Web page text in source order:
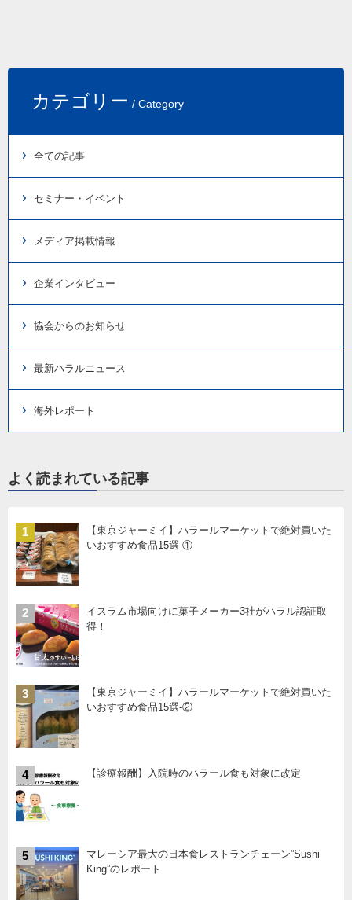
カテゴリー / Category
全ての記事
セミナー・イベント
メディア掲載情報
企業インタビュー
協会からのお知らせ
最新ハラルニュース
海外レポート
よく読まれている記事
1
【東京ジャーミイ】ハラールマーケットで絶対買いた
いおすすめ食品15選-①
2
イスラム市場向けに菓子メーカー3社がハラル認証取
得！
3
【東京ジャーミイ】ハラールマーケットで絶対買いた
いおすすめ食品15選-②
4 【診療報酬】入院時のハラール食も対象に改定
5
マレーシア最大の日本食レストランチェーン”Sushi
King”のレポート